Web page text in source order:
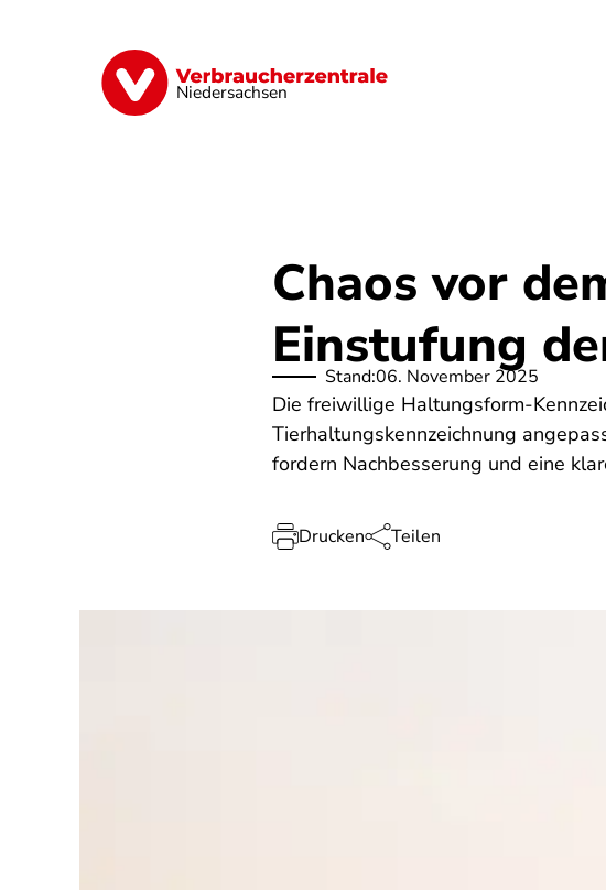
Niedersachsen
Digitale Welt Energie Geld & Versicherungen
Chaos vor
Einstufung
Stand:06. November 2025
Die freiwillige Haltungsform-
Tierhaltungskennzeichnung
fordern Nachbesserung und eine
Drucken Teilen